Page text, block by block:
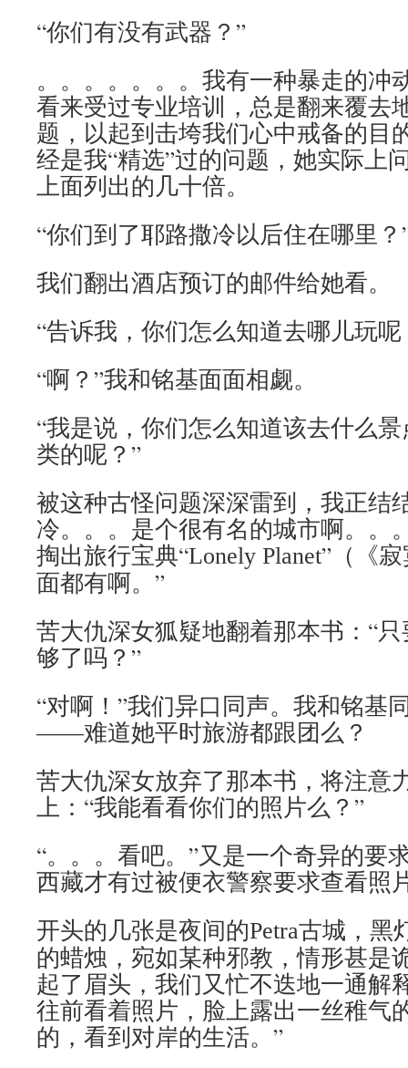
“你们有没有武器？”
。。。。。。。我有一种暴走的冲
看来受过专业培训，总是翻来覆去
题，以起到击垮我们心中戒备的目
经是我“精选”过的问题，她实际上
上面列出的几十倍。
“你们到了耶路撒冷以后住在哪里？
我们翻出酒店预订的邮件给她看。
“告诉我，你们怎么知道去哪儿玩呢
“啊？”我和铭基面面相觑。
“我是说，你们怎么知道该去什么
类的呢？”
被这种古怪问题深深雷到，我正结
冷。。。是个很有名的城市啊。。
掏出旅行宝典“Lonely Planet”（《
面都有啊。”
苦大仇深女狐疑地翻着那本书：“
够了吗？”
“对啊！”我们异口同声。我和铭基
――难道她平时旅游都跟团么？
苦大仇深女放弃了那本书，将注意
上：“我能看看你们的照片么？”
“。。。看吧。”又是一个奇异的要
西藏才有过被便衣警察要求查看照
开头的几张是夜间的Petra古城，黑
的蜡烛，宛如某种邪教，情形甚是
起了眉头，我们又忙不迭地一通解
往前看着照片，脸上露出一丝稚气
的，看到对岸的生活。”